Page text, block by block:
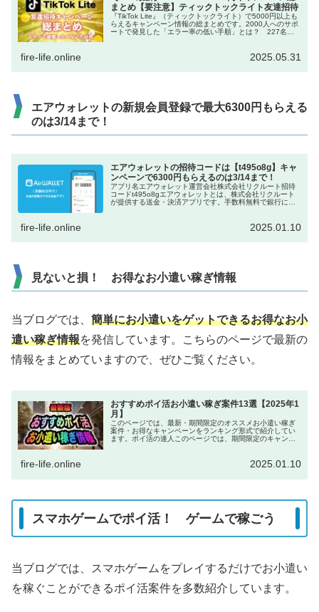
まとめ【要注意】ティックトックライト友達招待
『TikTok Lite』（ティックトックライト）で5000円以上も
らえるキャンペーン情報の総まとめです。2000人へのサポ
ートで発見した「エラー率の低い手順」とは？ 227名が
fire-life.online 2025.05.31
エアウォレットの新規会員登録で最大6300円もらえる
のは3/14まで！
エアウォレットの招待コードは【t495o8g】キャ
ンペーンで6300円もらえるのは3/14まで！
アプリ名エアウォレット運営会社株式会社リクルート招待
コードt495o8gエアウォレットとは、株式会社リクルート
が提供する送金・決済アプリです。手数料無料で銀行に入
fire-life.online 2025.01.10
見ないと損！ お得なお小遣い稼ぎ情報
当ブログでは、 簡単にお小遣いをゲットできるお得なお小
遣い稼ぎ情報を発信しています。こちらのページで最新の
情報をまとめていますので、ぜひご覧ください。
おすすめポイ活お小遣い稼ぎ案件13選【2025年1
月】
このページでは、最新・期間限定のオススメお小遣い稼ぎ
案件・お得なキャンペーンをランキング形式で紹介してい
ます。ポイ活の達人このページでは、期間限定のキャンペ
fire-life.online 2025.01.10
スマホゲームでポイ活！ ゲームで稼ごう
当ブログでは、スマホゲームをプレイするだけでお小遣い
を稼ぐことができるポイ活案件を多数紹介しています。